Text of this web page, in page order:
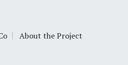
About the Project